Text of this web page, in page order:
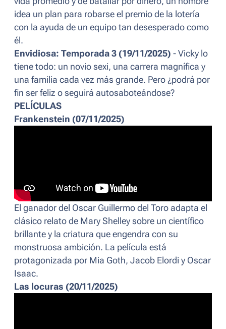
idea un plan para robarse el premio de la lotería
con la ayuda de un equipo tan desesperado como
él.
Envidiosa: Temporada 3 (19/11/2025) - Vicky lo
tiene todo: un novio sexi, una carrera magnífica y
una familia cada vez más grande. Pero ¿podrá por
fin ser feliz o seguirá autosaboteándose?
PELÍCULAS
Frankenstein (07/11/2025)
El ganador del Oscar Guillermo del Toro adapta el
clásico relato de Mary Shelley sobre un científico
brillante y la criatura que engendra con su
monstruosa ambición. La película está
protagonizada por Mia Goth, Jacob Elordi y Oscar
Isaac.
Las locuras (20/11/2025)